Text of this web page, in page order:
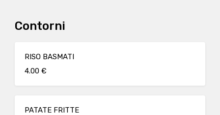
Contorni
RISO BASMATI
4.00 €
PATATE FRITTE